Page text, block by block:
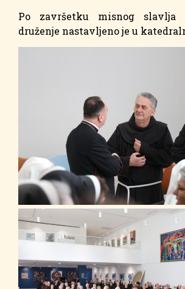
Po završetku misnog slavlja
druženje nastavljeno je u